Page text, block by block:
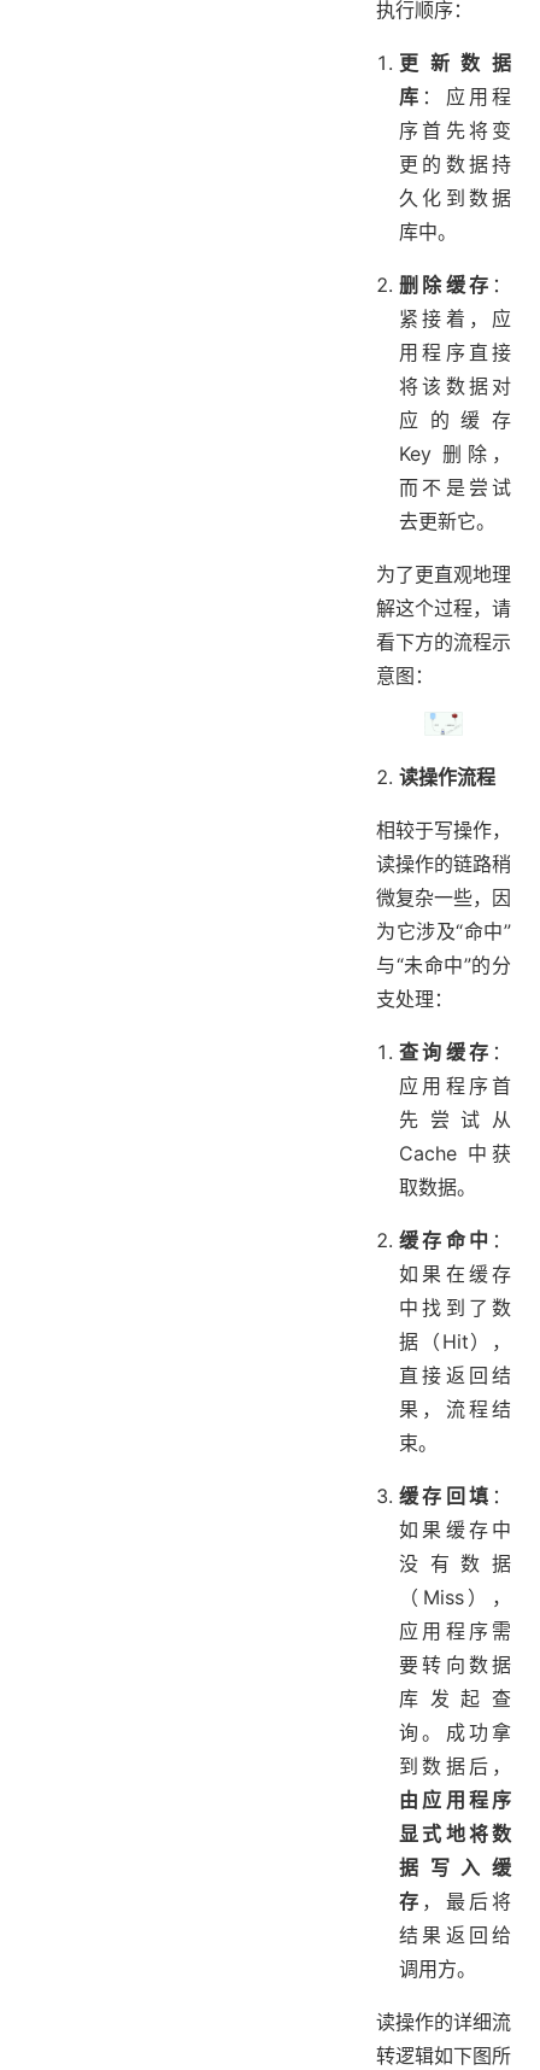
执行顺序：
更新数据
库 ：应用程
序首先将变
更的数据持
久化到数据
库中。
删除缓存 ：
紧接着，应
用程序直接
将该数据对
应的缓存
Key 删除，
而不是尝试
去更新它。
为了更直观地理
解这个过程，请
看下方的流程示
意图：
读操作流程
相较于写操作，
读操作的链路稍
微复杂一些，因
为它涉及“命中”
与“未命中”的分
支处理：
查询缓存 ：
应用程序首
先尝试从
Cache 中获
取数据。
缓存命中 ：
如果在缓存
中找到了数
据（Hit），
直接返回结
果，流程结
束。
缓存回填 ：
如果缓存中
没有数据
（Miss），
应用程序需
要转向数据
库发起查
询。成功拿
到数据后，
由应用程序
显式地将数
据写入缓
存 ，最后将
结果返回给
调用方。
读操作的详细流
转逻辑如下图所